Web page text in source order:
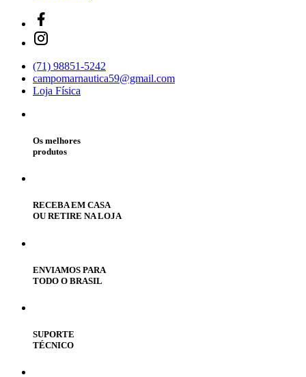
(71) 98851-5242
campomarnautica59@gmail.com
Loja Física
Os melhores
produtos
RECEBA EM CASA
OU RETIRE NA LOJA
ENVIAMOS PARA
TODO O BRASIL
SUPORTE
TÉCNICO